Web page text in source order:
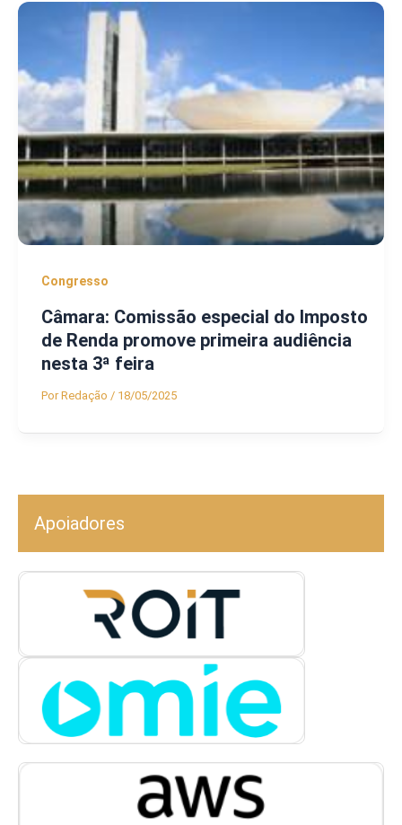
Congresso
Câmara: Comissão especial do Imposto
de Renda promove primeira audiência
nesta 3ª feira
PorRedação / 18/05/2025
Apoiadores